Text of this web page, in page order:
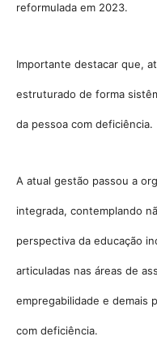
reformulada em 2023.
Importante destacar que,
estruturado de forma
da pessoa com deficiência.
A atual gestão passou a
integrada, contemplando
perspectiva da educação
articuladas nas áreas de
empregabilidade e demais
com deficiência.